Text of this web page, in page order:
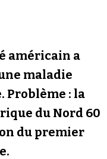
américain a
maladie
Problème : la
du Nord 60
du premier